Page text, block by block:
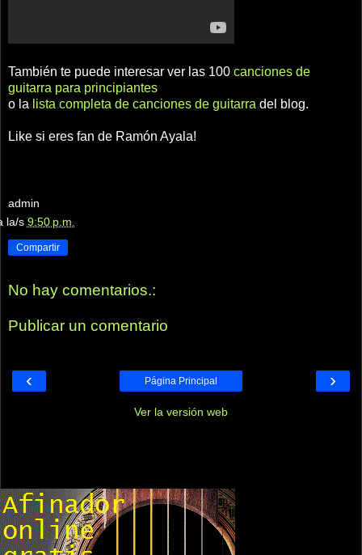
También te puede interesar ver las 100 canciones de
guitarra para principiantes
o la lista completa de canciones de guitarra del blog.
Like si eres fan de Ramón Ayala!
admin
la/s 9:50 p.m.
Compartir
No hay comentarios.:
Publicar un comentario
‹ ›
Página Principal
Ver la versión web